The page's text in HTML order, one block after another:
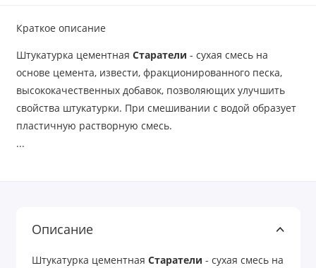
Краткое описание
Штукатурка цементная Старатели - сухая смесь на
основе цемента, извести, фракционированного песка,
высококачественных добавок, позволяющих улучшить
свойства штукатурки. При смешивании с водой образует
пластичную растворную смесь.
...
Описание
Штукатурка цементная Старатели - сухая смесь на